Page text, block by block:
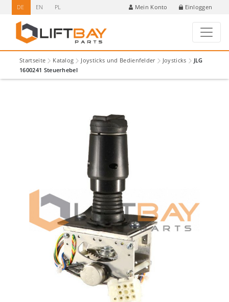
DE EN PL Mein Konto Einloggen
Startseite Katalog Joysticks und Bedienfelder Joysticks
JLG
1600241 Steuerhebel